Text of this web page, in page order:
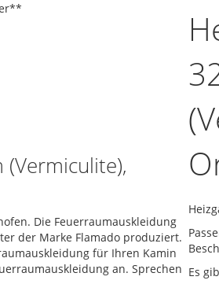
Es
Die Feuerraumauskleidung
der Marke Flamado produziert.
für Ihren Kamin
an. Sprechen